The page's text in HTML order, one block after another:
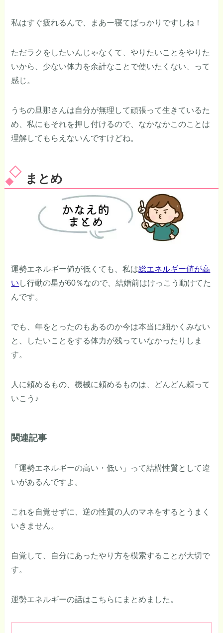
私はすぐ疲れるんで、まあー寝てばっかりですしね！
ただラクをしたいんじゃなくて、やりたいことをやりた
いから、少ない体力を余計なことで使いたくない、って
感じ。
うちの旦那さんは自分が無理して頑張って生きているた
め、私にもそれを押し付けるので、なかなかこのことは
理解してもらえないんですけどね。
まとめ
運勢エネルギー値が低くても、私は総エネルギー値が高
い し行動の星が60％なので、結婚前はけっこう動けてた
んです。
でも、年をとったのもあるのか今は本当に細かくみない
と、したいことをする体力が残っていなかったりしま
す。
人に頼めるもの、機械に頼めるものは、どんどん頼って
いこう♪
関連記事
「運勢エネルギーの高い・低い」って結構性質として違
いがあるんですよ。
これを自覚せずに、逆の性質の人のマネをするとうまく
いきません。
自覚して、自分にあったやり方を模索することが大切で
す。
運勢エネルギーの話はこちらにまとめました。